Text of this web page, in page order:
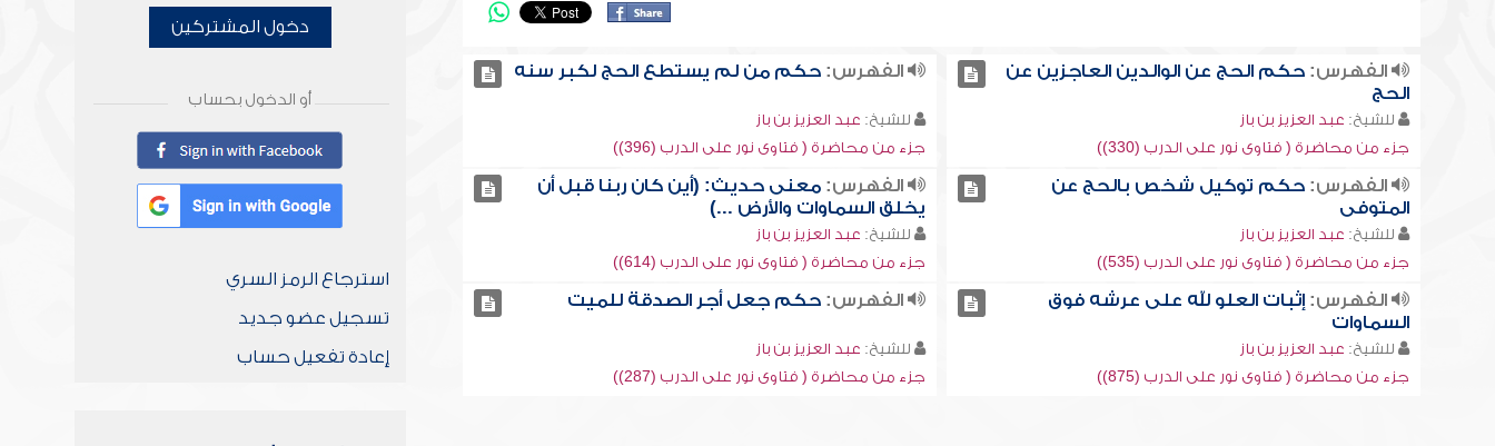
الفهرس:حكم الحج عن الوالدين العاجزين عن
الحج
للشيخ: عبد العزيز بن باز
جزء من محاضرة ( فتاوى نور على الدرب (330))
الفهرس: حكم من لم يستطع الحج لكبر سنه
للشيخ: عبد العزيز بن باز
جزء من محاضرة ( فتاوى نور على الدرب (396))
الفهرس:حكم توكيل شخص بالحج عن
المتوفى
للشيخ: عبد العزيز بن باز
جزء من محاضرة ( فتاوى نور على الدرب (535))
الفهرس: معنى حديث: (أين كان ربنا قبل أن
يخلق السماوات والأرض ...)
للشيخ: عبد العزيز بن باز
جزء من محاضرة ( فتاوى نور على الدرب (614))
الفهرس:إثبات العلو لله على عرشه فوق
السماوات
للشيخ: عبد العزيز بن باز
جزء من محاضرة ( فتاوى نور على الدرب (875))
الفهرس: حكم جعل أجر الصدقة للميت
للشيخ: عبد العزيز بن باز
جزء من محاضرة ( فتاوى نور على الدرب (287))
دخول المشتركين
أو الدخول بحساب
استرجاع الرمز السري
تسجيل عضو جديد
إعادة تفعيل حساب